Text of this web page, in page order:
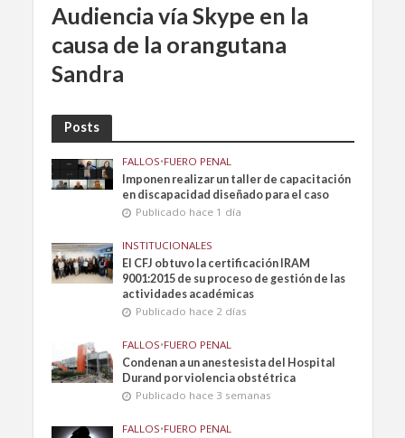
Audiencia vía Skype en la
causa de la orangutana
Sandra
Posts
FALLOS•FUERO PENAL
Imponen realizar un taller de capacitación
en discapacidad diseñado para el caso
Publicado hace 1 día
INSTITUCIONALES
El CFJ obtuvo la certificación IRAM
9001:2015 de su proceso de gestión de las
actividades académicas
Publicado hace 2 días
FALLOS•FUERO PENAL
Condenan a un anestesista del Hospital
Durand por violencia obstétrica
Publicado hace 3 semanas
FALLOS•FUERO PENAL